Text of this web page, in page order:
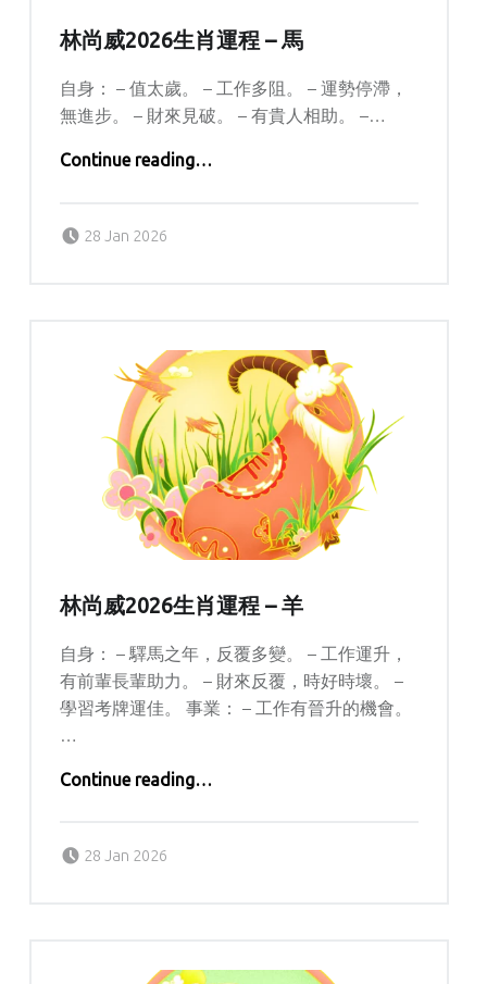
林尚威2026生肖運程 – 馬
自身： – 值太歲。 – 工作多阻。 – 運勢停滯，
無進步。 – 財來見破。 – 有貴人相助。 –…
Continue reading“林尚威2026生肖運程 – 馬”
…
28 Jan 2026
林尚威2026生肖運程 – 羊
自身： – 驛馬之年，反覆多變。 – 工作運升，
有前輩長輩助力。 – 財來反覆，時好時壞。 –
學習考牌運佳。 事業： – 工作有晉升的機會。
Continue reading“林尚威2026生肖運程 – 羊”
…
28 Jan 2026